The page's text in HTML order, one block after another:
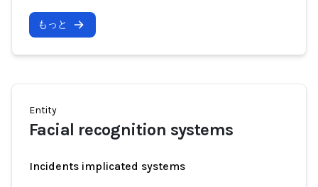
もっと
Entity
Facial recognition systems
Incidents implicated systems